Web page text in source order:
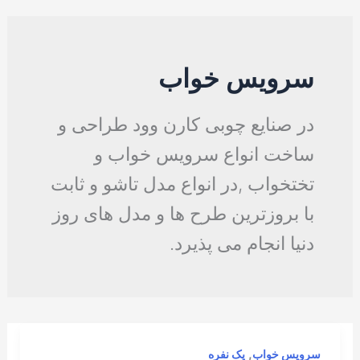
سرویس خواب
در صنایع چوبی کارن وود طراحی و
ساخت انواع سرویس خواب و
تختخواب ,در انواع مدل تاشو و ثابت
با بروزترین طرح ها و مدل های روز
دنیا انجام می پذیرد.
سرویس خواب,یک نفره